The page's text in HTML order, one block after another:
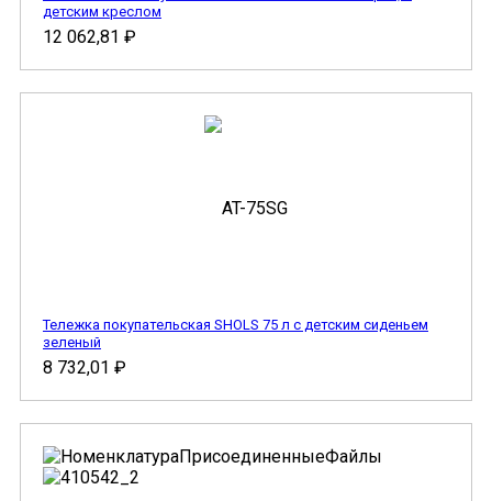
детским креслом
12 062,81 ₽
Тележка покупательская SHOLS 75 л с детским сиденьем
зеленый
8 732,01 ₽